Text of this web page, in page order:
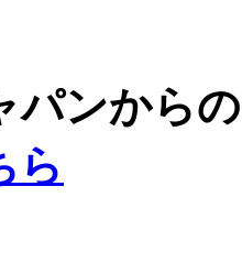
パンから
ら